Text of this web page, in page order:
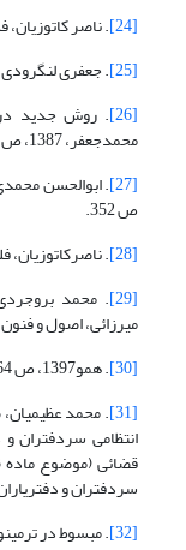
[24]
. ناصر کاتوزیان، فلسفه
[25]
. جعفری لنگرودی،
[26]
. روش جدید
محمدجعفر، 1387، ص 158.
[27]
ص 352.
[28]
. ناصرکاتوزیان، فلسفه
[29]
میرزائی، اصول و فنون تغییر
[30]
. همو1397، ص 164-162.
[31]
. محمد
انتظامی سردفتران
سردفتران و دفتریاران، 1393، شماره 146-145، صص
[32]